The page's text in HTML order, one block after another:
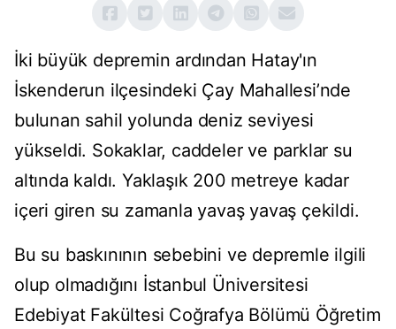
İki büyük depremin ardından Hatay'ın
İskenderun ilçesindeki Çay Mahallesi’nde
bulunan sahil yolunda deniz seviyesi
yükseldi. Sokaklar, caddeler ve parklar su
altında kaldı. Yaklaşık 200 metreye kadar
içeri giren su zamanla yavaş yavaş çekildi.
Bu su baskınının sebebini ve depremle ilgili
olup olmadığını İstanbul Üniversitesi
Edebiyat Fakültesi Coğrafya Bölümü Öğretim